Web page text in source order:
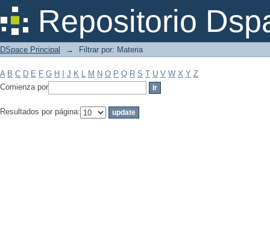
Repositorio
Filtrar por: Materia
DSpace Principal → Filtrar por: Materia
A B C D E F G H J K L M N O P Q R S T U V W X Y Z
Comienza por
Resultados por página: